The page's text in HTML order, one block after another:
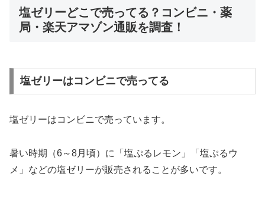
塩ゼリーどこで売ってる？コンビニ・薬
局・楽天アマゾン通販を調査！
塩ゼリーはコンビニで売ってる
塩ゼリーはコンビニで売っています。
暑い時期（6～8月頃）に「塩ぷるレモン」「塩ぷるウ
メ」などの塩ゼリーが販売されることが多いです。